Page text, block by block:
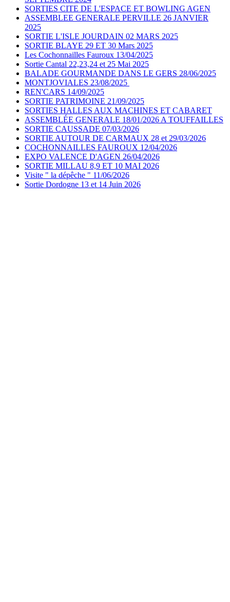
SORTIES CITE DE L'ESPACE ET BOWLING AGEN
ASSEMBLEE GENERALE PERVILLE 26 JANVIER
2025
SORTIE L'ISLE JOURDAIN 02 MARS 2025
SORTIE BLAYE 29 ET 30 Mars 2025
Les Cochonnailles Fauroux 13/04/2025
Sortie Cantal 22,23,24 et 25 Mai 2025
BALADE GOURMANDE DANS LE GERS 28/06/2025
MONTJOVIALES 23/08/2025
REN'CARS 14/09/2025
SORTIE PATRIMOINE 21/09/2025
SORTIES HALLES AUX MACHINES ET CABARET
ASSEMBLÉE GENERALE 18/01/2026 A TOUFFAILLES
SORTIE CAUSSADE 07/03/2026
SORTIE AUTOUR DE CARMAUX 28 et 29/03/2026
COCHONNAILLES FAUROUX 12/04/2026
EXPO VALENCE D'AGEN 26/04/2026
SORTIE MILLAU 8,9 ET 10 MAI 2026
Visite " la dépêche " 11/06/2026
Sortie Dordogne 13 et 14 Juin 2026